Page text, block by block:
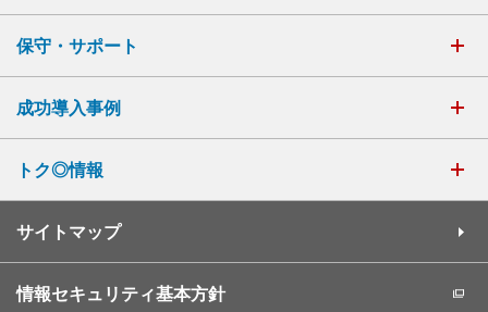
保守・サポート
成功導入事例
トク◎情報
サイトマップ
情報セキュリティ基本方針